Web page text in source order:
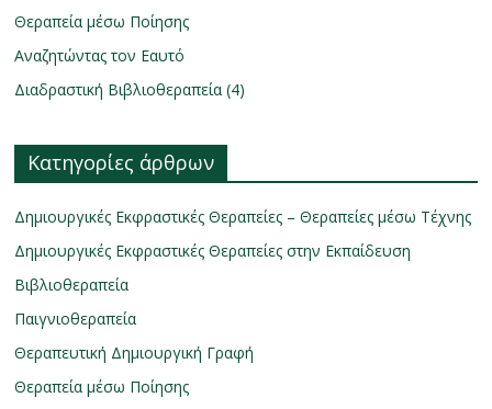
Θεραπεία μέσω Ποίησης
Αναζητώντας τον Εαυτό
Διαδραστική Βιβλιοθεραπεία (4)
Κατηγορίες άρθρων
Δημιουργικές Εκφραστικές Θεραπείες – Θεραπείες μέσω Τέχνης
Δημιουργικές Εκφραστικές Θεραπείες στην Εκπαίδευση
Βιβλιοθεραπεία
Παιγνιοθεραπεία
Θεραπευτική Δημιουργική Γραφή
Θεραπεία μέσω Ποίησης